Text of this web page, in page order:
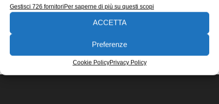
Gestisci 726 fornitoriPer saperne di più su questi scopi
ACCETTA
Preferenze
Cookie PolicyPrivacy Policy